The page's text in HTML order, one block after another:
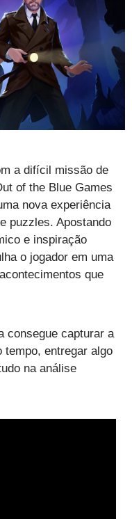
a difícil missão de
of the Blue Games
nova experiência
puzzles. Apostando
e inspiração
o jogador em uma
que
consegue capturar a
tempo, entregar algo
na análise